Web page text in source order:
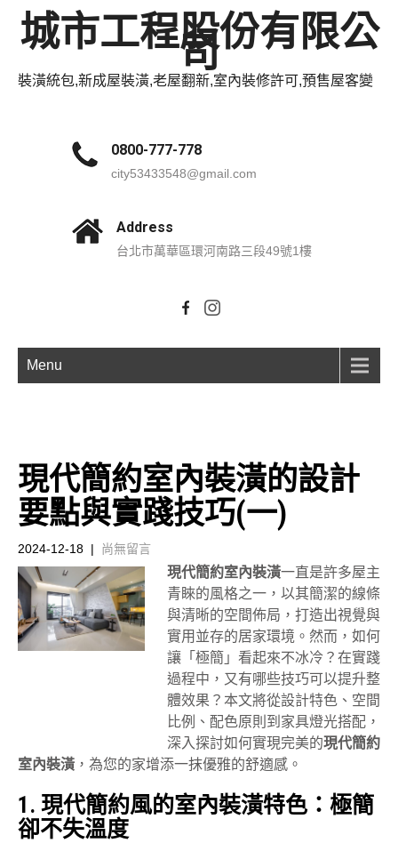
城市工程股份有限公
司
裝潢統包,新成屋裝潢,老屋翻新,室內裝修許可,預售屋客變
0800-777-778
city53433548@gmail.com
Address
台北市萬華區環河南路三段49號1樓
Menu
現代簡約室內裝潢的設計
要點與實踐技巧(一)
2024-12-18 | 尚無留言
現代簡約室內裝潢一直是許多屋主
青睞的風格之一，以其簡潔的線條
與清晰的空間佈局，打造出視覺與
實用並存的居家環境。然而，如何
讓「極簡」看起來不冰冷？在實踐
過程中，又有哪些技巧可以提升整
體效果？本文將從設計特色、空間
比例、配色原則到家具燈光搭配，
深入探討如何實現完美的現代簡約
室內裝潢 ，為您的家增添一抹優雅的舒適感。
1. 現代簡約風的室內裝潢特色：極簡
卻不失溫度